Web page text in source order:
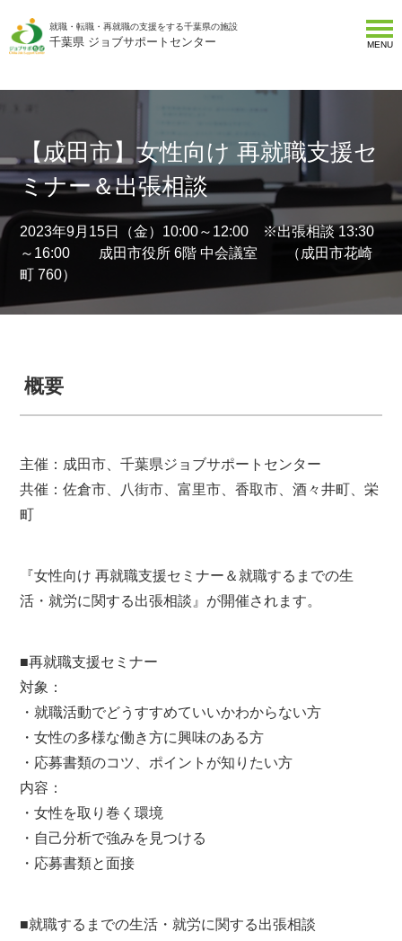
就職・転職・再就職の支援をする千葉県の施設
千葉県 ジョブサポートセンター MENU
【成田市】女性向け 再就職支援セ
ミナー＆出張相談
2023年9月15日（金）10:00～12:00 ※出張相談 13:30
～16:00 成田市役所 6階 中会議室 （成田市花崎
町 760）
概要
主催：成田市、千葉県ジョブサポートセンター
共催：佐倉市、八街市、富里市、香取市、酒々井町、栄
町
『女性向け 再就職支援セミナー＆就職するまでの生
活・就労に関する出張相談』が開催されます。
■再就職支援セミナー
対象：
・就職活動でどうすすめていいかわからない方
・女性の多様な働き方に興味のある方
・応募書類のコツ、ポイントが知りたい方
内容：
・女性を取り巻く環境
・自己分析で強みを見つける
・応募書類と面接
■就職するまでの生活・就労に関する出張相談